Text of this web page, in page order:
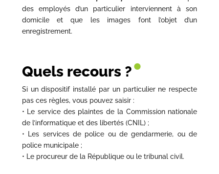
des employés d’un particulier interviennent à son
domicile et que les images font l’objet d’un
enregistrement.
Quels recours ?•
Si un dispositif installé par un particulier ne respecte
pas ces règles, vous pouvez saisir :
• Le service des plaintes de la Commission nationale
de l’informatique et des libertés (CNIL) ;
• Les services de police ou de gendarmerie, ou de
police municipale ;
• Le procureur de la République ou le tribunal civil.